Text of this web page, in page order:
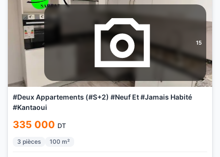
15
#Deux Appartements (#S+2) #Neuf Et #Jamais Habité
#Kantaoui
335 000 DT
3 pièces 100 m²